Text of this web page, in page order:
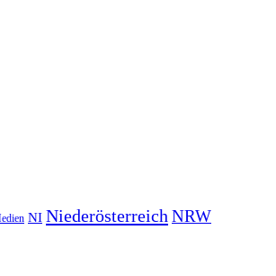
NI Niederösterreich NRW